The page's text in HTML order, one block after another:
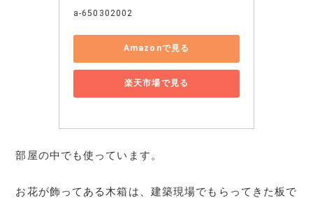
a-650302002
Amazonで見る
楽天市場で見る
部屋の中でも使っています。
お花が飾ってある木箱は、建築現場でもらってきた板で